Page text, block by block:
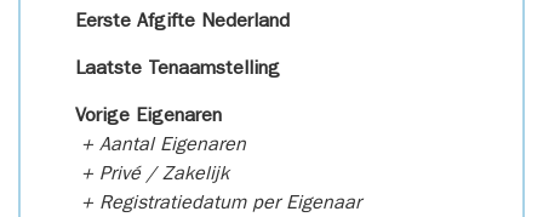
Eerste Afgifte Nederland
Laatste Tenaamstelling
Vorige Eigenaren
+ Aantal Eigenaren
+ Privé / Zakelijk
+ Registratiedatum per Eigenaar